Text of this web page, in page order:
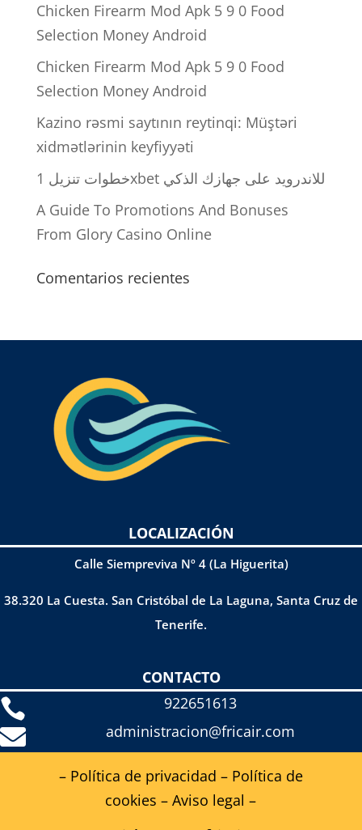
Chicken Firearm Mod Apk 5 9 0 Food
Selection Money Android
Chicken Firearm Mod Apk 5 9 0 Food
Selection Money Android
Kazino rəsmi saytının reytinqi: Müştəri
xidmətlərinin keyfiyyəti
خطوات تنزيل 1xbet للاندرويد على جهازك الذكي
A Guide To Promotions And Bonuses
From Glory Casino Online
Comentarios recientes
LOCALIZACIÓN
Calle Siempreviva Nº 4 (La Higuerita)
38.320 La Cuesta. San Cristóbal de La Laguna, Santa Cruz de
Tenerife.
CONTACTO
 922651613
 administracion@fricair.com
– Política de privacidad – Política de
cookies –Aviso legal –